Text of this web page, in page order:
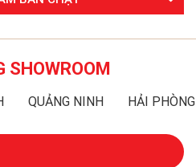
SHOWROOM
QUẢNG NINH HẢI PHÒNG